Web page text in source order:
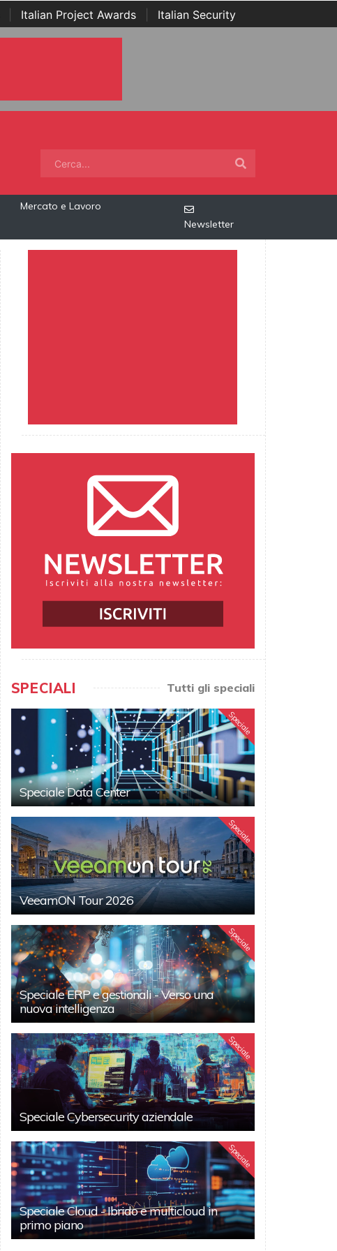
Italian Project Awards
Italian Security
Mercato e Lavoro
Newsletter
SPECIALI Tutti gli speciali
Speciale
Speciale Data Center
Speciale
VeeamON Tour 2026
Speciale
Speciale ERP e gestionali - Verso una
nuova intelligenza
Speciale
Speciale Cybersecurity aziendale
Speciale
Speciale Cloud - Ibrido e multicloud in
primo piano